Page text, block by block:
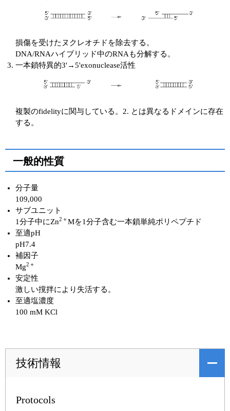
損傷を受けたヌクレオチドを除去する。
DNA/RNAハイブリッド中のRNAも分解する。
一本鎖特異的3'→5'exonuclease活性
複製のfidelityに関与している。2. とは異なるドメインに存在
する。
一般的性質
分子量
109,000
サブユニット
1分子中にZn2＋Mを1分子含む一本鎖単純ポリペプチド
至適pH
pH7.4
補因子
Mg2＋
安定性
激しい撹拌により失活する。
至適塩濃度
100 mM KCl
技術情報
Protocols